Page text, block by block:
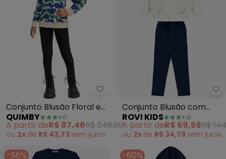
Quimby - Conjunto Blusão
Conjunto Blusão Floral e
Calça (Azul)
QUIMBY
A partir deR$ 87,46R$ 249,90
ou 2x de R$ 43,73 sem juros
Conjunto Blusão com
Legging Molecotton
(Azul)
ROVI KIDS
A partir deR$ 69,59R$
ou 2x de R$ 34,79 sem juros
-56% -60%